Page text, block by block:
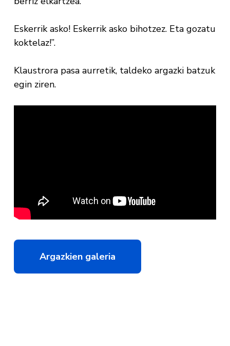
Eskerrik asko! Eskerrik asko bihotzez. Eta gozatu
koktelaz!”.
Klaustrora pasa aurretik, taldeko argazki batzuk
egin ziren.
Argazkien galeria